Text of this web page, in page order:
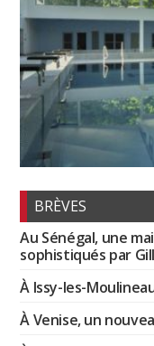
BRÈVES
Au Sénégal, une
sophistiqués par
À Issy-les-
À Venise, un